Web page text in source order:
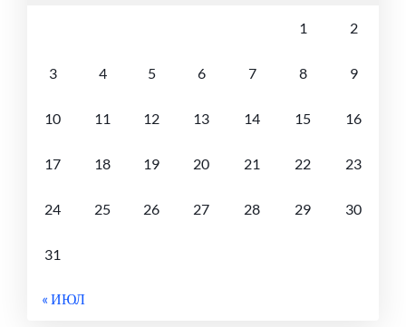
1 2
3 4 5 6 7 8 9
10 11 12 13 14 15 16
17 18 19 20 21 22 23
24 25 26 27 28 29 30
31
« ИЮЛ